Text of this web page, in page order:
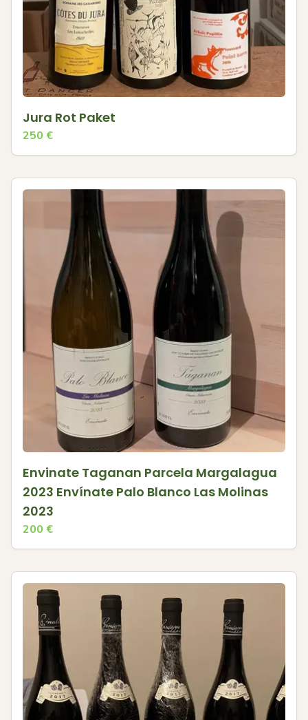
Jura Rot Paket
250 €
Envinate Taganan Parcela Margalagua
2023 Envínate Palo Blanco Las Molinas
2023
200 €